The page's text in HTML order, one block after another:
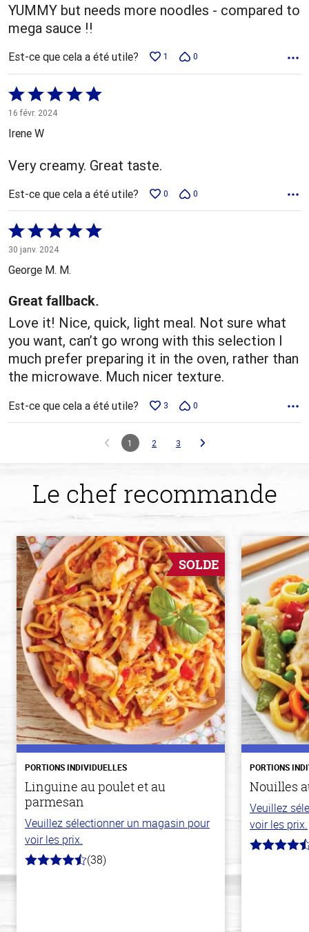
YUMMY but needs more noodles - compared to
mega sauce !!
Est-ce que cela a été utile? 1 0
Coté
5 sur
5
16 févr. 2024
Irene W
Very creamy. Great taste.
Est-ce que cela a été utile? 0 0
Coté
5 sur
5
30 janv. 2024
George M. M.
Great fallback.
Love it! Nice, quick, light meal. Not sure what
you want, can’t go wrong with this selection I
much prefer preparing it in the oven, rather than
the microwave. Much nicer texture.
Est-ce que cela a été utile? 3 0
1 2 3
Le chef recommande
SOLDE
PORTIONS INDIVIDUELLES
Linguine au poulet et au
parmesan
Veuillez sélectionner un magasin pour
voir les prix.
4.1
(38)
PORTIONS
Nouilles
Veuillez
voir les prix.
4.3